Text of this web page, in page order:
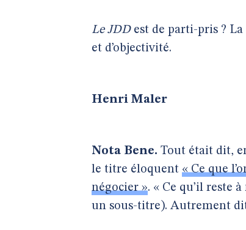
Le JDDest de parti-pris ? La
et d’objectivité.
Henri Maler
Nota Bene. Tout était dit,
le titre éloquent « Ce que
négocier ». « Ce qu’il reste
un sous-titre). Autrement